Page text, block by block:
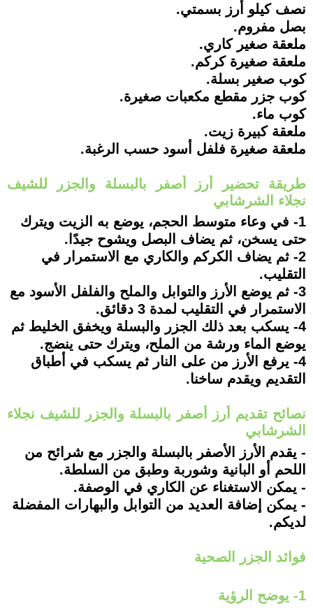
نصف كيلو أرز بسمتي.
بصل مفروم.
ملعقة صغير كاري.
ملعقة صغيرة كركم.
كوب صغير بسلة.
كوب جزر مقطع مكعبات صغيرة.
كوب ماء.
ملعقة كبيرة زيت.
ملعقة صغيرة فلفل أسود حسب الرغبة.
طريقة تحضير أرز أصفر بالبسلة والجزر للشيف
نجلاء الشرشابي
1- في وعاء متوسط الحجم، يوضع به الزيت ويترك
حتى يسخن، ثم يضاف البصل ويشوح جيدًا.
2- ثم يضاف الكركم والكاري مع الاستمرار في
التقليب.
3- ثم يوضع الأرز والتوابل والملح والفلفل الأسود مع
الاستمرار في التقليب لمدة 3 دقائق.
4- يسكب بعد ذلك الجزر والبسلة ويخفق الخليط ثم
يوضع الماء ورشة من الملح، ويترك حتى ينضج.
4- يرفع الأرز من على النار ثم يسكب في أطباق
التقديم ويقدم ساخنا.
نصائح تقديم أرز أصفر بالبسلة والجزر للشيف نجلاء
الشرشابي
- يقدم الأرز الأصفر بالبسلة والجزر مع شرائح من
اللحم أو البانية وشوربة وطبق من السلطة.
- يمكن الاستغناء عن الكاري في الوصفة.
- يمكن إضافة العديد من التوابل والبهارات المفضلة
لديكم.
فوائد الجزر الصحية
1- يوضح الرؤية